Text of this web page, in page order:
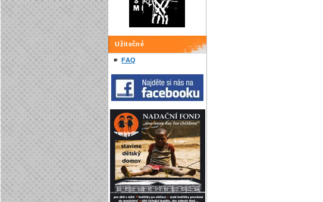
Užitečné
FAQ